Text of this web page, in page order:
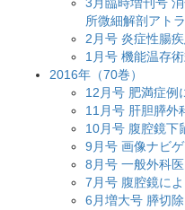
所微細解剖アト
2月号 炎症性腸
1月号 機能温存
2016年（70巻）
12月号 肥満症例
11月号 肝胆膵外
10月号 腹腔鏡下
9月号 画像ナビ
8月号 一般外科
7月号 腹腔鏡に
6月増大号 膵切